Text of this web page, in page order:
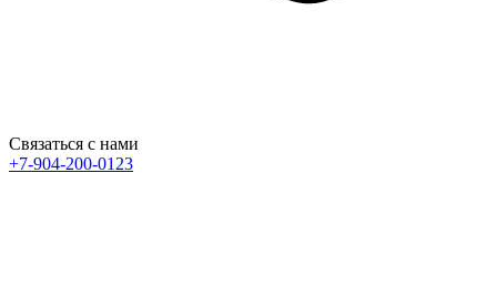
Связаться с нами
+7-904-200-0123